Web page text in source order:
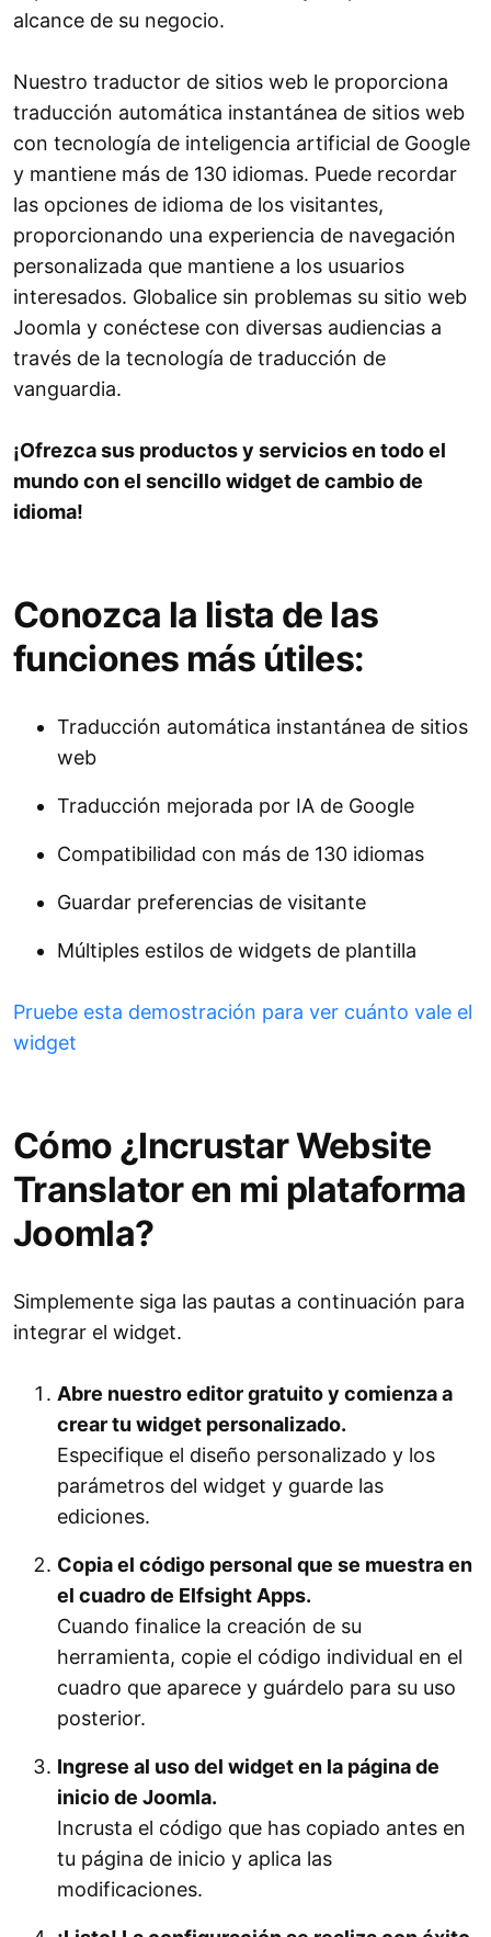
alcance de su negocio.
Nuestro traductor de sitios web le proporciona
traducción automática instantánea de sitios web
con tecnología de inteligencia artificial de Google
y mantiene más de 130 idiomas. Puede recordar
las opciones de idioma de los visitantes,
proporcionando una experiencia de navegación
personalizada que mantiene a los usuarios
interesados. Globalice sin problemas su sitio web
Joomla y conéctese con diversas audiencias a
través de la tecnología de traducción de
vanguardia.
¡Ofrezca sus productos y servicios en todo el
mundo con el sencillo widget de cambio de
idioma!
Conozca la lista de las
funciones más útiles:
Traducción automática instantánea de sitios
web
Traducción mejorada por IA de Google
Compatibilidad con más de 130 idiomas
Guardar preferencias de visitante
Múltiples estilos de widgets de plantilla
Pruebe esta demostración para ver cuánto vale el
widget
Cómo ¿Incrustar Website
Translator en mi plataforma
Joomla?
Simplemente siga las pautas a continuación para
integrar el widget.
Abre nuestro editor gratuito y comienza a
crear tu widget personalizado.
Especifique el diseño personalizado y los
parámetros del widget y guarde las
ediciones.
Copia el código personal que se muestra en
el cuadro de Elfsight Apps.
Cuando finalice la creación de su
herramienta, copie el código individual en el
cuadro que aparece y guárdelo para su uso
posterior.
Ingrese al uso del widget en la página de
inicio de Joomla.
Incrusta el código que has copiado antes en
tu página de inicio y aplica las
modificaciones.